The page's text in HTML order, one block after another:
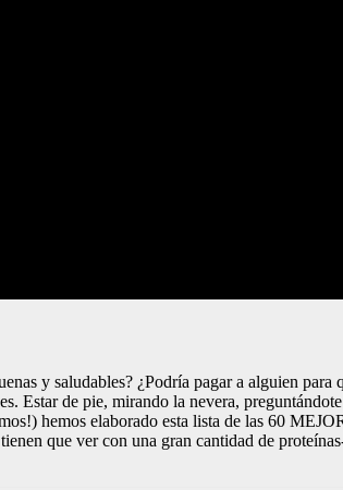
y saludables? ¿Podría pagar a alguien
Estar de pie, mirando la nevera,
hemos elaborado esta lista de las 60
que ver con una gran cantidad de